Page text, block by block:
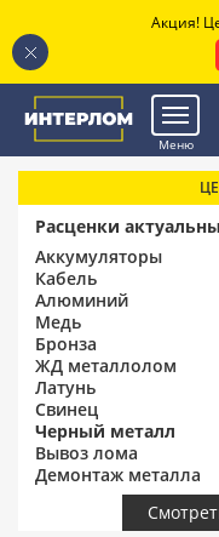
Меню
Расценки
Аккумуляторы
Кабель
Алюминий
Медь
Бронза
ЖД металлолом
Латунь
Свинец
Черный металл
Вывоз лома
Демонтаж металла
Акция!